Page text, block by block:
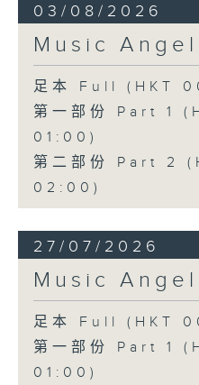
03/08/2026
Music Angel
足本 Full (HKT
第一部份 Part 1
01:00)
第二部份 Part 2
02:00)
27/07/2026
Music Angel
足本 Full (HKT
第一部份 Part 1
01:00)